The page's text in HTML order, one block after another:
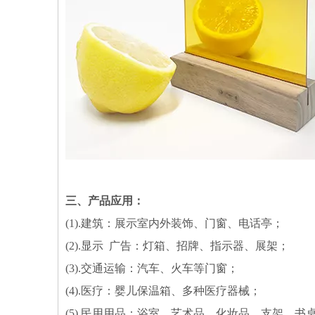
三、产品应用：
(1).建筑：展示室内外装饰、门窗、电话亭；
(2).显示 广告：灯箱、招牌、指示器、展架；
(3).交通运输：汽车、火车等门窗；
(4).医疗：婴儿保温箱、多种医疗器械；